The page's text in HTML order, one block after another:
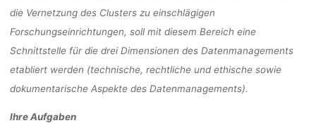
die Vernetzung des Clusters zu einschlägigen
Forschungseinrichtungen, soll mit diesem Bereich eine
Schnittstelle für die drei Dimensionen des Datenmanagements
etabliert werden (technische, rechtliche und ethische sowie
dokumentarische Aspekte des Datenmanagements).
Ihre Aufgaben